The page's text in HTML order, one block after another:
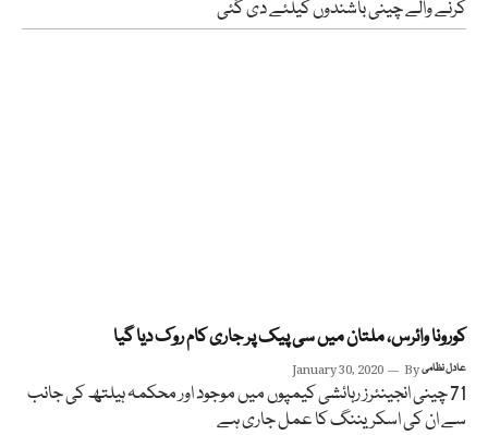
کرنے والے چینی باشندوں کیلئے دی گئی
کورونا وائرس، ملتان میں سی پیک پر جاری کام روک دیا گیا
January 30, 2020 Byعادل نظامی
71 چینی انجینئرز رہائشی کیمپوں میں موجود اور محکمہ ہیلتھ کی جانب
سے ان کی اسکریننگ کا عمل جاری ہے